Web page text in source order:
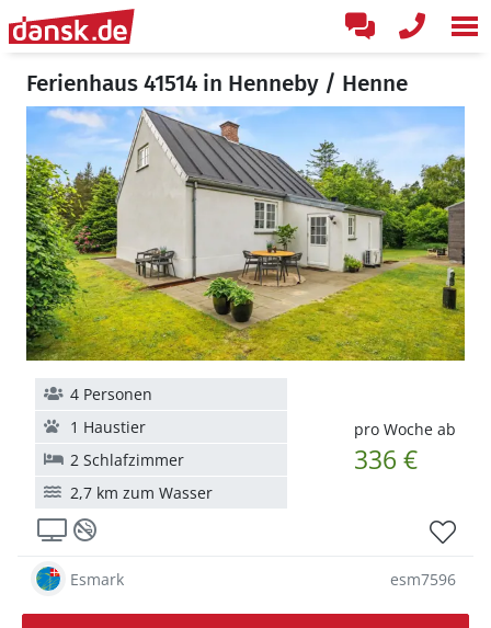
Ferienhaus 41514 in Henneby / Henne
pro Woche ab
336 €
4 Personen
1 Haustier
2 Schlafzimmer
2,7 km zum Wasser
Esmark esm7596